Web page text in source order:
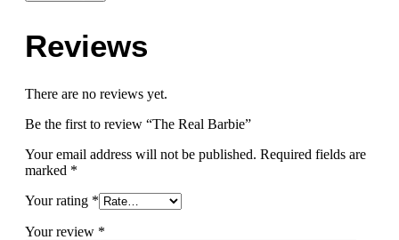
Reviews
There are no reviews yet.
Be the first to review “The Real Barbie”
Your email address will not be published. Required fields are
marked *
Your rating *
Your review *